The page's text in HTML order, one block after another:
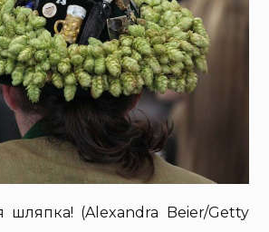
шляпка! (Alexandra Beier/Getty